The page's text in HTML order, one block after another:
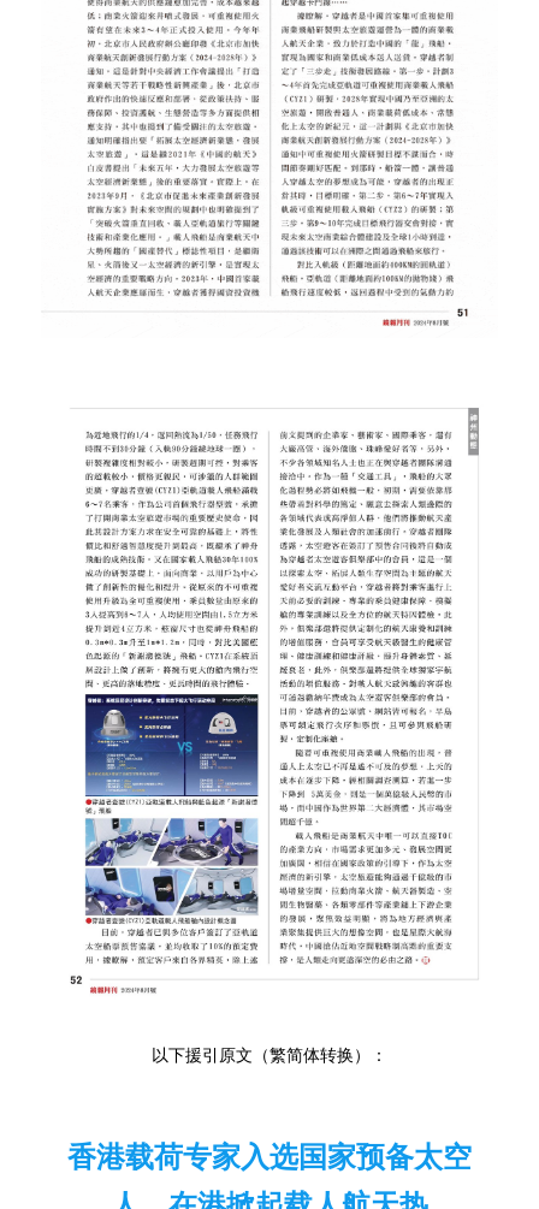
以下援引原文（繁简体转换）：
香港载荷专家入选国家预备太空